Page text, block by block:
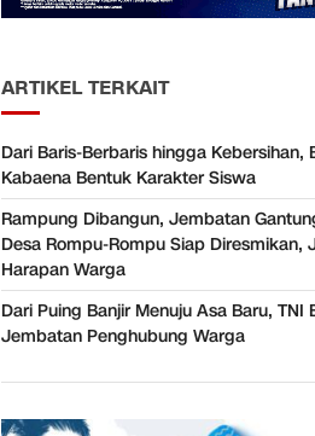
ARTIKEL TERKAIT
Dari Baris-Berbaris hingga Kebersihan,
Kabaena Bentuk Karakter Siswa
Rampung Dibangun, Jembatan
Desa Rompu-Rompu Siap Diresmikan,
Harapan Warga
Dari Puing Banjir Menuju Asa Baru, TNI
Jembatan Penghubung Warga